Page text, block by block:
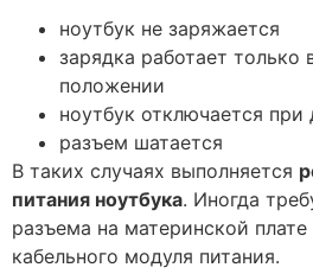
ноутбук не заряжается
зарядка работает только
положении
ноутбук отключается
разъем шатается
В таких случаях выполняется
питания ноутбука. Иногда
разъема на материнской
кабельного модуля питания.